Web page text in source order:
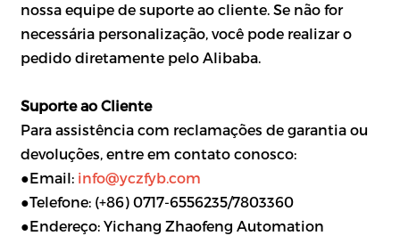
nossa equipe de suporte ao cliente. Se não for
necessária personalização, você pode realizar o
pedido diretamente pelo Alibaba.
Suporte ao Cliente
Para assistência com reclamações de garantia ou
devoluções, entre em contato conosco:
●Email:info@yczfyb.com
●Telefone: (+86) 0717-6556235/7803360
●Endereço: Yichang Zhaofeng Automation